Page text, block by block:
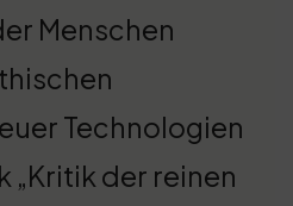
Menschen
Technologien
„Kritik der reinen